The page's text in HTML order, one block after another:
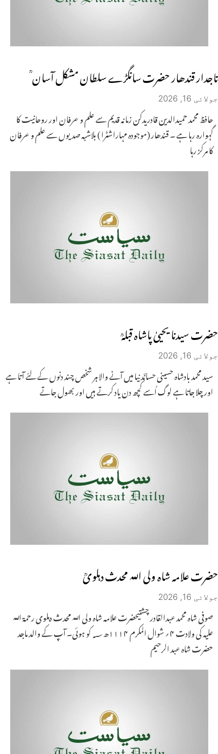
تاجدار قندھار حضرت سانگڑے سلطان مشکل آسان ؒ
جولائی 16, 2026
حافظ محمد حمیدالدین قادریدکن زمانہ قدیم سے علم و عرفان اور روحانیت کا
گہوارہ رہا ہے ۔ قندھار (موجودہ مہاراشٹرا ) بلاشبہ صدیوں سے علم و عرفان
کا مرکز رہا
حضرت سیدنا یحییٰ پاشاہ قبلہؒ
جولائی 16, 2026
سید محمد بادشاہ حسینی حسانؔدنیا میں آنے والا ہر شخص چند دنوں کے لئے آتا ہے
اور چلا جاتا ہے لوگ اُسے کچھ دن یاد کرتے ہیں اور بھول جاتے
حضرت علامہ شاہ ولی اللہ محدث دہلویؒ
جولائی 16, 2026
صوفی شاہ محمد عبدالقادر چشتیحضرت علامہ شاہ ولی اللہ محدث دہلوی رحمۃ اللہ
علیہ کی ولادت ۴؍ شوال المکرم ۱۱۱۴ھ؁ کو ہوئی۔ آپ کے والد ماجد
حضرت شاہ عبد الرحیم